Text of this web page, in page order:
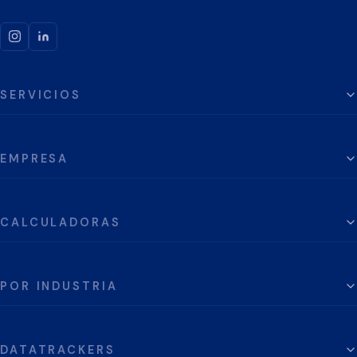
SERVICIOS
EMPRESA
CALCULADORAS
POR INDUSTRIA
DATATRACKERS